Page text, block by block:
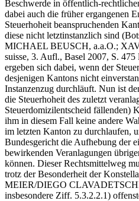
Beschwerde in öffentlich-
dabei auch die früher ergangenen
Steuerhoheit beanspruchenden
diese nicht letztinstanzlich sind
MICHAEL BEUSCH, a.a.O.;
suisse, 3. Aufl., Basel 2007, S.
ergeben sich dabei, wenn der
desjenigen Kantons nicht
Instanzenzug durchläuft. Nun ist
die Steuerhoheit des zuletzt
Steuerdomizilentscheid fällenden)
ihm in diesem Fall keine andere
im letzten Kanton zu durchlaufen,
Bundesgericht die Aufhebung der
bewirkenden Veranlagungen
können. Dieser Rechtsmittelweg
trotz der Besonderheit der
MEIER/DIEGO
insbesondere Ziff. 5.3.2.2.1)